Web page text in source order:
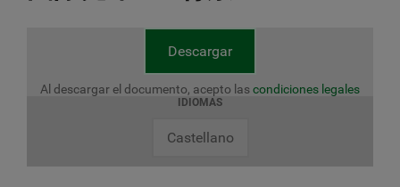
Descargar
Al descargar el documento, acepto lascondiciones legales
IDIOMAS
Castellano